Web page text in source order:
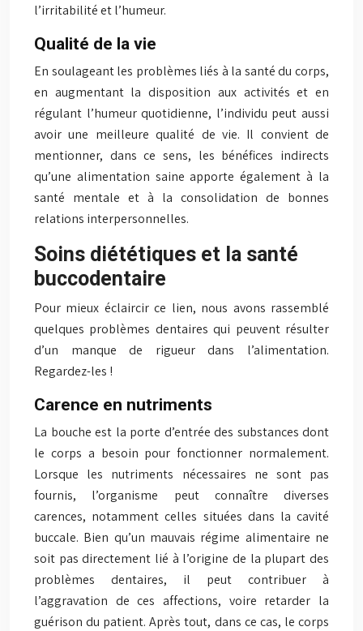
l’irritabilité et l’humeur.
Qualité de la vie
En soulageant les problèmes liés à la santé du corps,
en augmentant la disposition aux activités et en
régulant l’humeur quotidienne, l’individu peut aussi
avoir une meilleure qualité de vie. Il convient de
mentionner, dans ce sens, les bénéfices indirects
qu’une alimentation saine apporte également à la
santé mentale et à la consolidation de bonnes
relations interpersonnelles.
Soins diététiques et la santé
buccodentaire
Pour mieux éclaircir ce lien, nous avons rassemblé
quelques problèmes dentaires qui peuvent résulter
d’un manque de rigueur dans l’alimentation.
Regardez-les !
Carence en nutriments
La bouche est la porte d’entrée des substances dont
le corps a besoin pour fonctionner normalement.
Lorsque les nutriments nécessaires ne sont pas
fournis, l’organisme peut connaître diverses
carences, notamment celles situées dans la cavité
buccale. Bien qu’un mauvais régime alimentaire ne
soit pas directement lié à l’origine de la plupart des
problèmes dentaires, il peut contribuer à
l’aggravation de ces affections, voire retarder la
guérison du patient. Après tout, dans ce cas, le corps